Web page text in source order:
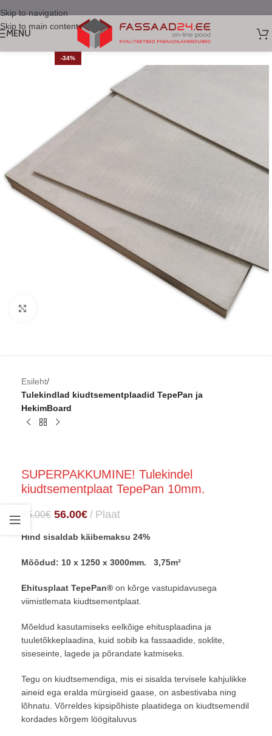
Skip to navigation
Skip to main content
MENU
-34%
Esileht
Tulekindlad kiudtsementplaadid TepePan ja
HekimBoard
SUPERPAKKUMINE! Tulekindel
kiudtsementplaat TepePan 10mm.
85.00€ 56.00€ Plaat
Hind sisaldab käibemaksu 24%
Mõõdud: 10 x 1250 x 3000mm. 3,75m²
Ehitusplaat TepePan® on kõrge vastupidavusega
viimistlemata kiudtsementplaat.
Mõeldud kasutamiseks eelkõige ehitusplaadina ja
tuuletõkkeplaadina, kuid sobib ka fassaadide, soklite,
siseseinte, lagede ja põrandate katmiseks.
Tegu on kiudtsemendiga, mis ei sisalda tervisele kahjulikke
aineid ega eralda mürgiseid gaase, on asbestivaba ning
lõhnatu. Võrreldes kipsipõhiste plaatidega on kiudtsemendil
kordades kõrgem löögitaluvus